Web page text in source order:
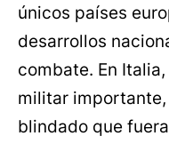
únicos países
desarrollos
combate. En
militar
blindado que